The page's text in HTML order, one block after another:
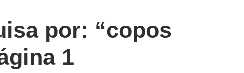
por: “copos
1